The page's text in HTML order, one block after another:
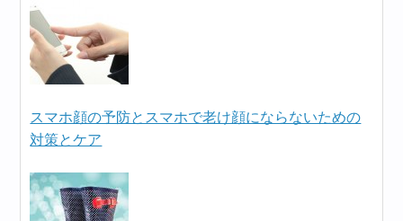
スマホ顔の予防とスマホで老け顔にならないための
対策とケア